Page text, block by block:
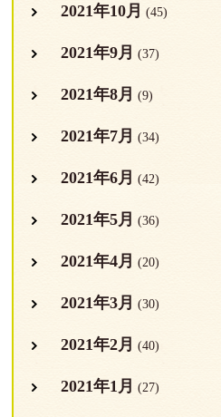
2021年10月 (45)
2021年9月 (37)
2021年8月 (9)
2021年7月 (34)
2021年6月 (42)
2021年5月 (36)
2021年4月 (20)
2021年3月 (30)
2021年2月 (40)
2021年1月 (27)